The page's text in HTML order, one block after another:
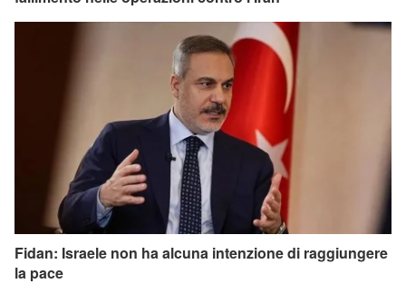
Fidan: Israele non ha alcuna intenzione di raggiungere
la pace